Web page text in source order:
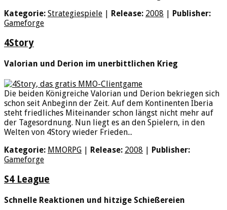
Kategorie: Strategiespiele Release: 2008
Publisher:
Gameforge
4Story
Valorian und Derion im unerbittlichen Krieg
Die beiden Königreiche Valorian und Derion bekriegen sich
schon seit Anbeginn der Zeit. Auf dem Kontinenten Iberia
steht friedliches Miteinander schon längst nicht mehr auf
der Tagesordnung. Nun liegt es an den Spielern, in den
Welten von 4Story wieder Frieden...
Kategorie: MMORPG Release: 2008
Publisher:
Gameforge
S4 League
Schnelle Reaktionen und hitzige Schießereien